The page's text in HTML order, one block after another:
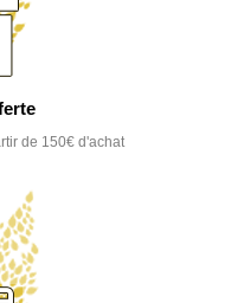
de 150€ d'achat